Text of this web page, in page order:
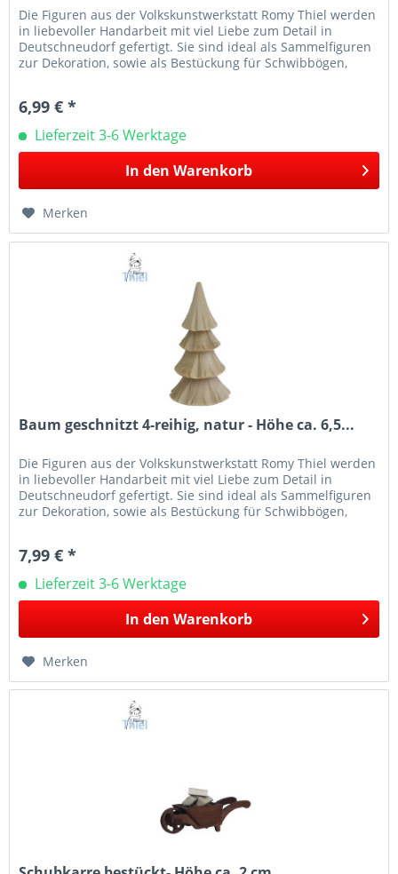
Die Figuren aus der Volkskunstwerkstatt Romy Thiel werden
in liebevoller Handarbeit mit viel Liebe zum Detail in
Deutschneudorf gefertigt. Sie sind ideal als Sammelfiguren
zur Dekoration, sowie als Bestückung für Schwibbögen,
6,99 € *
Lieferzeit 3-6 Werktage
In den Warenkorb
Merken
Baum geschnitzt 4-reihig, natur - Höhe ca. 6,5...
Die Figuren aus der Volkskunstwerkstatt Romy Thiel werden
in liebevoller Handarbeit mit viel Liebe zum Detail in
Deutschneudorf gefertigt. Sie sind ideal als Sammelfiguren
zur Dekoration, sowie als Bestückung für Schwibbögen,
7,99 € *
Lieferzeit 3-6 Werktage
In den Warenkorb
Merken